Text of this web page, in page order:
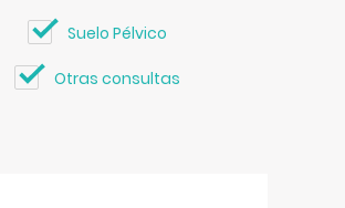
Suelo Pélvico
Otras consultas